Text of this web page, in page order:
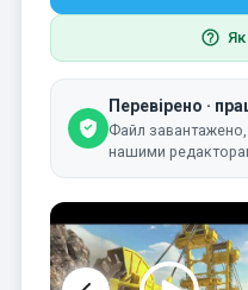
Перевірено ·
Файл завантажено,
нашими